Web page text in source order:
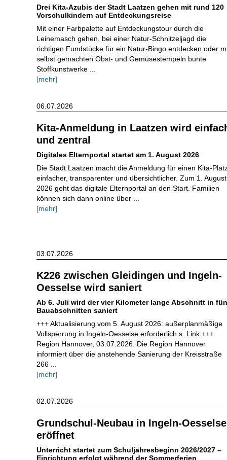
Drei Kita-Azubis der Stadt Laatzen gehen mit rund 120
Vorschulkindern auf Entdeckungsreise
Mit einer Farbpalette auf Entdeckungstour durch die
Leinemasch gehen, bei einer Natur-Schnitzeljagd die
richtigen Fundstücke für ein Natur-Bingo entdecken oder
selbst gemachten Obst- und Gemüsestempeln bunte
Stoffkunstwerke ...
[mehr]
Kita-Anmeldung in Laatzen wird
und zentral
Digitales Elternportal startet am 1. August 2026
Die Stadt Laatzen macht die Anmeldung für einen Kita-
einfacher, transparenter und übersichtlicher. Zum 1. August
2026 geht das digitale Elternportal an den Start. Familien
können sich dann online über ...
[mehr]
06.07.2026
K226 zwischen Gleidingen und Ingeln-
Oesselse wird saniert
Ab 6. Juli wird der vier Kilometer lange Abschnitt in
Bauabschnitten saniert
+++ Aktualisierung vom 5. August 2026: außerplanmäßige
Vollsperrung in Ingeln-Oesselse erforderlich s. Link +++
Region Hannover, 03.07.2026. Die Region Hannover
informiert über die anstehende Sanierung der Kreisstraße
266 ...
[mehr]
03.07.2026
Grundschul-Neubau in Ingeln-Oesselse
eröffnet
Unterricht startet zum Schuljahresbeginn 2026/2027 –
Einrichtung erfolgt während der Sommerferien
02.07.2026